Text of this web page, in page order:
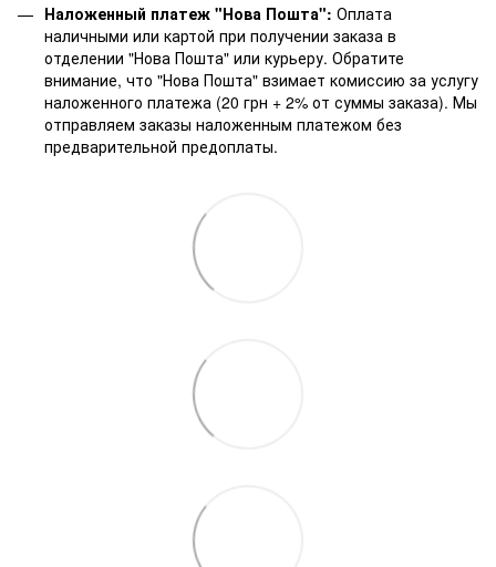
Наложенный платеж "Нова Пошта": Оплата
наличными или картой при получении заказа в
отделении "Нова Пошта" или курьеру. Обратите
внимание, что "Нова Пошта" взимает комиссию за услугу
наложенного платежа (20 грн + 2% от суммы заказа). Мы
отправляем заказы наложенным платежом без
предварительной предоплаты.